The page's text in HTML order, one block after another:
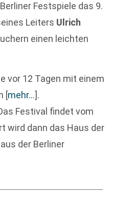
Festspiele das 9.
Leiters Ulrich
einen leichten
vor 12 Tagen mit einem
[mehr…].
Festival findet vom
wird dann das Haus der
der Berliner